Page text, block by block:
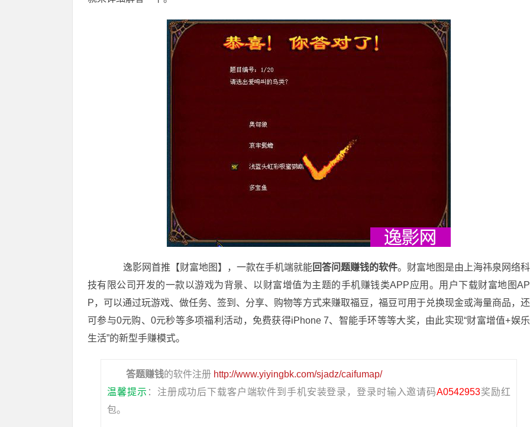
逸影网首推【财富地图】，一款在手机端就能回答问题赚钱的软件。财富地图是由上海祎泉网络科
技有限公司开发的一款以游戏为背景、以财富增值为主题的手机赚钱类APP应用。用户下载财富地图AP
P，可以通过玩游戏、做任务、签到、分享、购物等方式来赚取福豆，福豆可用于兑换现金或海量商品，还
可参与0元购、0元秒等多项福利活动，免费获得iPhone 7、智能手环等等大奖，由此实现“财富增值+娱乐
生活”的新型手赚模式。
答题赚钱的软件注册 http://www.yiyingbk.com/sjadz/caifumap/
温馨提示 ：注册成功后下载客户端软件到手机安装登录，登录时输入邀请码A0542953奖励红
包。